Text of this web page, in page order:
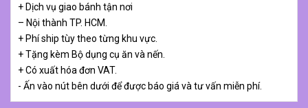
+ Dịch vụ giao bánh tận nơi
– Nội thành TP. HCM.
+ Phí ship tùy theo từng khu vực.
+ Tặng kèm Bộ dụng cụ ăn và nến.
+ Có xuất hóa đơn VAT.
- Ấn vào nút bên dưới để được báo giá và tư vấn miễn phí.